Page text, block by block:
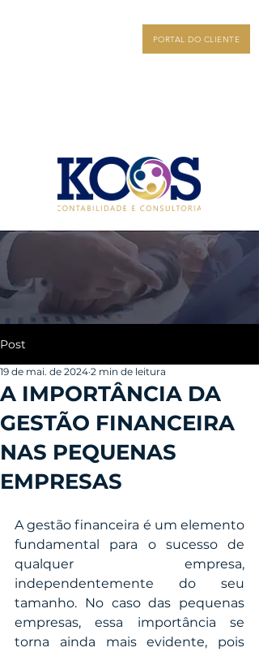
PORTAL DO CLIENTE
Post
A IMPORTÂNCIA DA
GESTÃO FINANCEIRA
NAS PEQUENAS
EMPRESAS
19 de mai. de 2024 2 min de leitura
A gestão financeira é um elemento
fundamental para o sucesso de
qualquer empresa,
independentemente do seu
tamanho. No caso das pequenas
empresas, essa importância se
torna ainda mais evidente, pois